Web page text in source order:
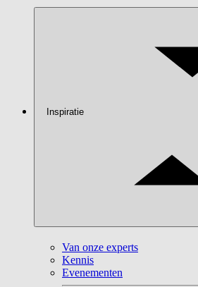
Inspiratie
Van onze experts
Kennis
Evenementen